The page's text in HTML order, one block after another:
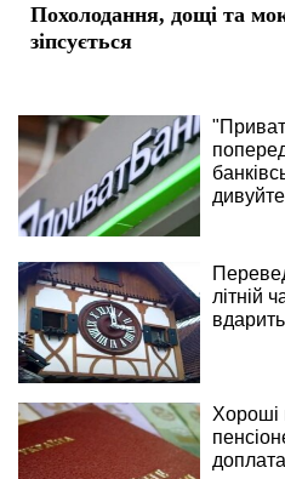
Похолодання, дощі та
зіпсується
літній
Хороші